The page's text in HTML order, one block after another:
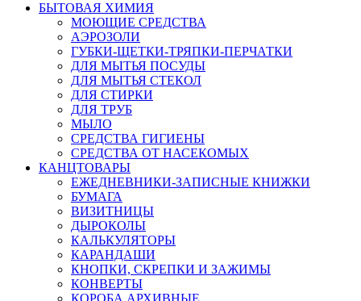
БЫТОВАЯ ХИМИЯ
МОЮЩИЕ СРЕДСТВА
АЭРОЗОЛИ
ГУБКИ-ЩЕТКИ-ТРЯПКИ-ПЕРЧАТКИ
ДЛЯ МЫТЬЯ ПОСУДЫ
ДЛЯ МЫТЬЯ СТЕКОЛ
ДЛЯ СТИРКИ
ДЛЯ ТРУБ
МЫЛО
СРЕДСТВА ГИГИЕНЫ
СРЕДСТВА ОТ НАСЕКОМЫХ
КАНЦТОВАРЫ
ЕЖЕДНЕВНИКИ-ЗАПИСНЫЕ КНИЖКИ
БУМАГА
ВИЗИТНИЦЫ
ДЫРОКОЛЫ
КАЛЬКУЛЯТОРЫ
КАРАНДАШИ
КНОПКИ, СКРЕПКИ И ЗАЖИМЫ
КОНВЕРТЫ